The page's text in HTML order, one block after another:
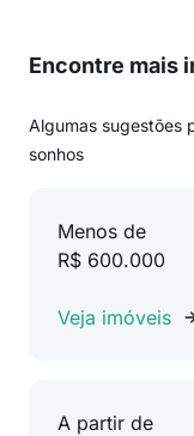
Encontre mais
Algumas sugestões
sonhos
Menos de
R$ 600.000
Veja imóveis
A partir de